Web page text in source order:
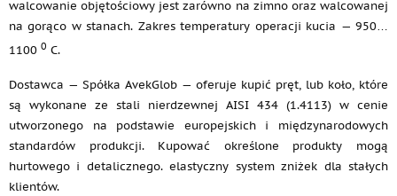
walcowanie objętościowy jest zarówno na zimno oraz walcowanej
na gorąco w stanach. Zakres temperatury operacji kucia — 950…
1100 0 C.
Dostawca — Spółka AvekGlob — oferuje kupić pręt, lub koło, które
są wykonane ze stali nierdzewnej AISI 434 (1.4113) w cenie
utworzonego na podstawie europejskich i międzynarodowych
standardów produkcji. Kupować określone produkty mogą
hurtowego i detalicznego. elastyczny system zniżek dla stałych
klientów.